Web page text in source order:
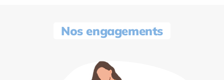
Nos engagements